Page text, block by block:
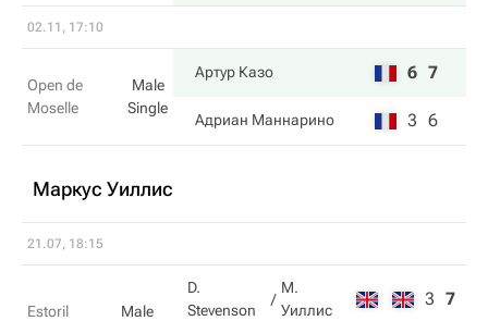
02.11, 17:10
Open de
Moselle
Male
Single
Артур Казо 6 7
Адриан Маннарино 3 6
Маркус Уиллис
21.07, 18:15
Estoril
Male
D.
Stevenson
М.
Уиллис
3 7